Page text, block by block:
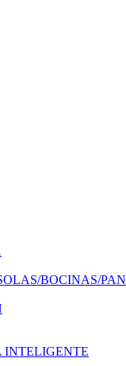
BOCINAS/
INTELIGENTE